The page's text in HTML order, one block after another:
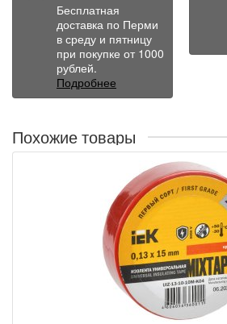
Бесплатная
доставка по Перми
в среду и пятницу
при покупке от 1000
рублей.
Подробнее
Похожие товары